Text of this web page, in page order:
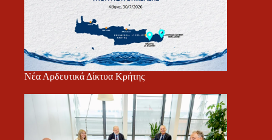
Νέα Αρδευτικά Δίκτυα Κρήτης